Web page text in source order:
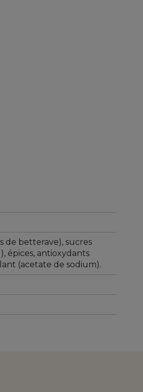
de betterave), sucres
épices, antioxydants
(acetate de sodium).